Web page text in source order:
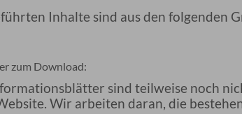
Inhalte sind aus den folgenden
zum Download:
sind teilweise noch
Wir arbeiten daran, die